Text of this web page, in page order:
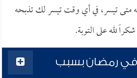
متى تيسر، في أي وقت تيسر لك تذبحه
لله على التوبة.
رمضان بسبب